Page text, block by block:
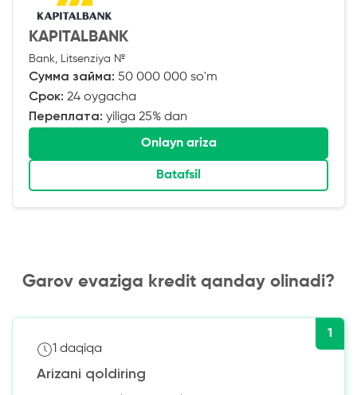
KAPITALBANK
Bank, Litsenziya №
Сумма займа: 50 000 000 so'm
Срок: 24 oygacha
Переплата: yiliga 25% dan
Onlayn ariza
Batafsil
Garov evaziga kredit qanday olinadi?
1
1 daqiqa
Arizani qoldiring